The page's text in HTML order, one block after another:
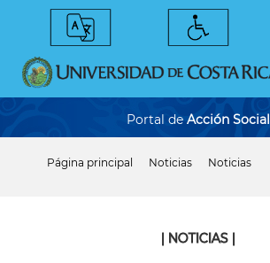
Portal de Acción Social
Página principal Noticias Noticias
| NOTICIAS |